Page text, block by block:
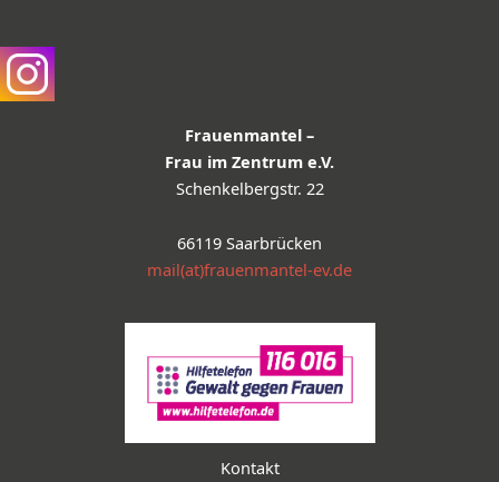
Frauenmantel –
Frau im Zentrum e.V.
Schenkelbergstr. 22
66119 Saarbrücken
mail(at)frauenmantel-ev.de
Kontakt